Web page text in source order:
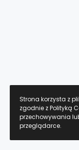
Strona korzysta z
zgodnie z Polityką
przechowywania
przeglądarce.